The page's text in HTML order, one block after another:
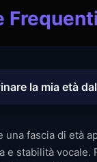
Frequenti
la mia età
una fascia di età
e stabilità vocale.